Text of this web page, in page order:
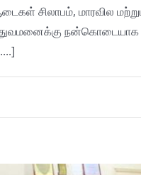
சிலாபம், மாரவில
நன்கொடையாக